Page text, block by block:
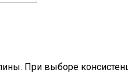
При выборе